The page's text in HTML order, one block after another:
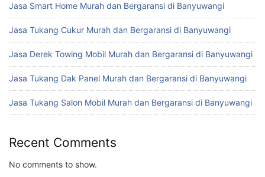
Jasa Smart Home Murah dan Bergaransi di Banyuwangi
Jasa Tukang Cukur Murah dan Bergaransi di Banyuwangi
Jasa Derek Towing Mobil Murah dan Bergaransi di Banyuwangi
Jasa Tukang Dak Panel Murah dan Bergaransi di Banyuwangi
Jasa Tukang Salon Mobil Murah dan Bergaransi di Banyuwangi
Recent Comments
No comments to show.